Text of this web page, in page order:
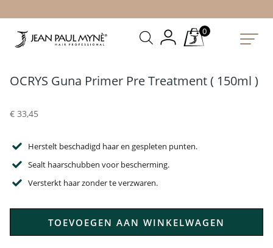
0
OCRYS Guna Primer Pre Treatment ( 150ml )
€ 33,45
Herstelt beschadigd haar en gespleten punten.
Sealt haarschubben voor bescherming.
Versterkt haar zonder te verzwaren.
TOEVOEGEN AAN WINKELWAGEN